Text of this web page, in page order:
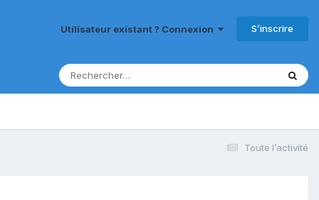
Utilisateur existant ? Connexion S’inscrire
Toute l’activité